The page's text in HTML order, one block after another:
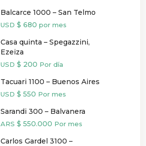
Balcarce 1000 – San Telmo
USD $ 680 por mes
Casa quinta – Spegazzini,
Ezeiza
USD $ 200 Por día
Tacuari 1100 – Buenos Aires
USD $ 550 Por mes
Sarandi 300 – Balvanera
ARS $ 550.000 Por mes
Carlos Gardel 3100 –